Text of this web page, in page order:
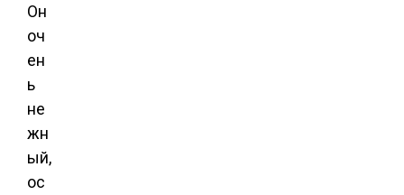
Он
оч
ен
ь
не
жн
ый,
ос